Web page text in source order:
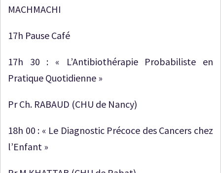
MACHMACHI
17h Pause Café
17h 30 : « L’Antibiothérapie Probabiliste en
Pratique Quotidienne »
Pr Ch. RABAUD (CHU de Nancy)
18h 00 : « Le Diagnostic Précoce des Cancers chez
l’Enfant »